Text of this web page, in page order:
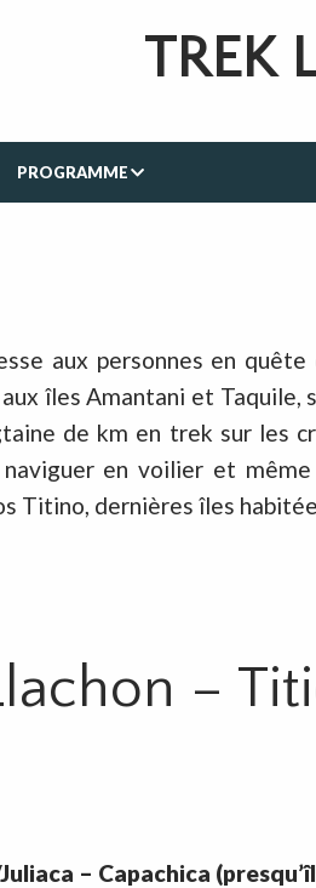
TREK
PROGRAMME
aux personnes en
îles Amantani et Taquile,
de km en trek sur les
naviguer en voilier et
Titino, dernières îles
–
– Capachica